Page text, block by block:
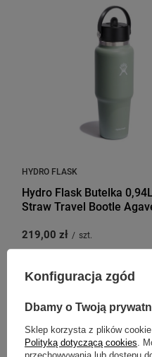
HYDRO FLASK
Hydro Flask Butelka
Straw Travel Bootle
219,00 zł / szt.
Zobacz inne
Konfiguracja zgód
Dbamy o Twoją
Sklep korzysta z plików
Polityką dotyczącą cookies .